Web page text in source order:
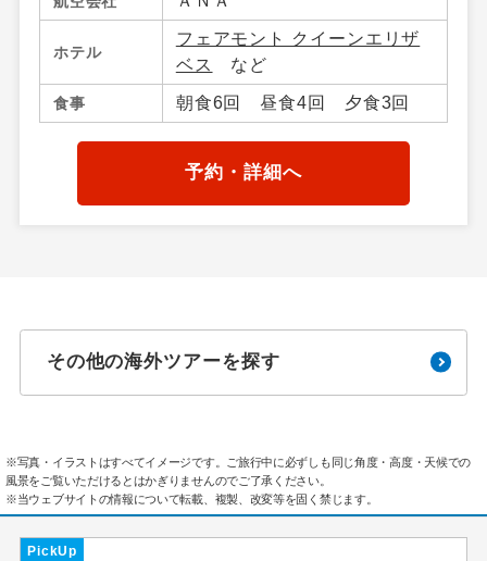
ク、アメリカ合衆国／ニューヨ
ーク
ホテル
フェアモント クイーンエリザ
ベス
など
食事 朝食6回 昼食4回 夕食3回
予約・詳細へ
その他の海外ツアーを探す
※写真・イラストはすべてイメージです。ご旅行中に必ずしも同じ角度・高度・天候での
風景をご覧いただけるとはかぎりませんのでご了承ください。
※当ウェブサイトの情報について転載、複製、改変等を固く禁じます。
PickUp